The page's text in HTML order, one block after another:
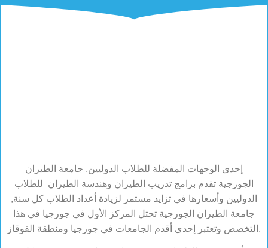
إحدى الوجهات المفضلة للطلاب الدوليين, جامعة الطيران
الجورجية تقدم برامج تدريب الطيران وهندسة الطيران للطلاب
الدوليين وأسعارها في تزايد مستمر لزيادة أعداد الطلاب كل سنة,
جامعة الطيران الجورجية تحتل المركز الأول في جورجيا في هذا
التخصص وتعتبر إحدى أقدم الجامعات في جورجيا ومنطقة القوقاز.